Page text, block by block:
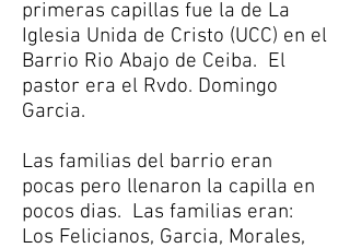
primeras capillas fue la de La
Iglesia Unida de Cristo (UCC) en el
Barrio Rio Abajo de Ceiba. El
pastor era el Rvdo. Domingo
Garcia.
Las familias del barrio eran
pocas pero llenaron la capilla en
pocos dias. Las familias eran:
Los Felicianos, Garcia, Morales,